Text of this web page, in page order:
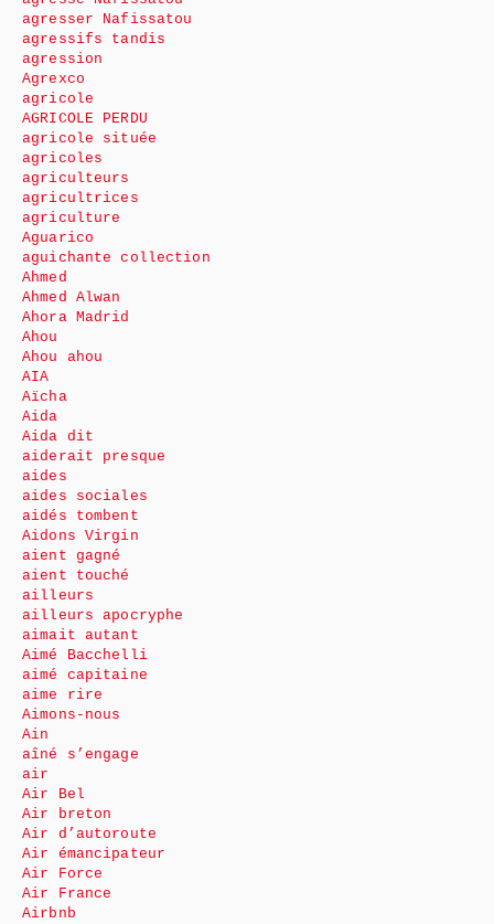
agresser Nafissatou
agressifs tandis
agression
Agrexco
agricole
AGRICOLE PERDU
agricole située
agricoles
agriculteurs
agricultrices
agriculture
Aguarico
aguichante collection
Ahmed
Ahmed Alwan
Ahora Madrid
Ahou
Ahou ahou
AIA
Aïcha
Aida
Aida dit
aiderait presque
aides
aides sociales
aidés tombent
Aidons Virgin
aient gagné
aient touché
ailleurs
ailleurs apocryphe
aimait autant
Aimé Bacchelli
aimé capitaine
aime rire
Aimons-nous
Ain
aîné s’engage
air
Air Bel
Air breton
Air d’autoroute
Air émancipateur
Air Force
Air France
Airbnb